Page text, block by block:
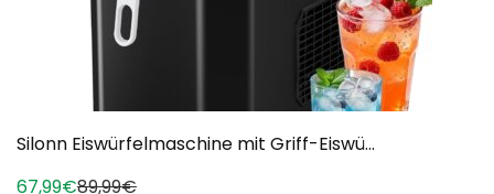
Silonn Eiswürfelmaschine mit Griff-Eiswü...
67,99€89,99€